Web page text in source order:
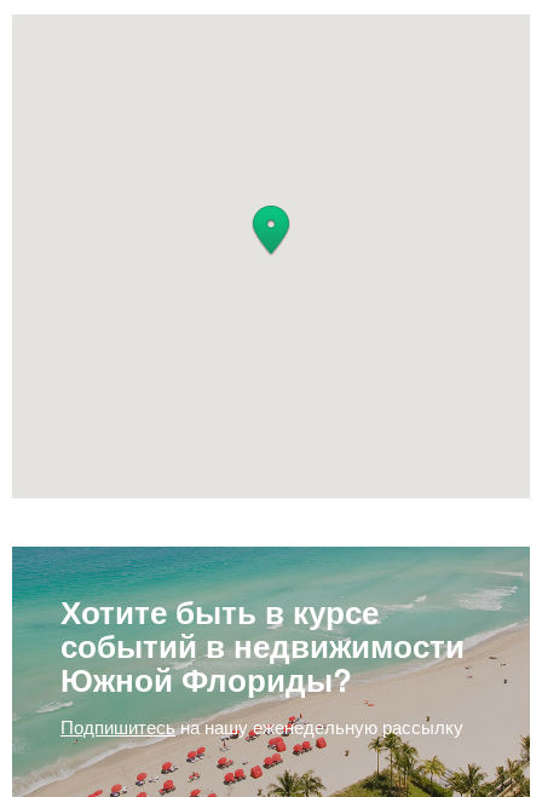
Хотите быть в курсе
событий в недвижимости
Южной Флориды?
Подпишитесьна нашу еженедельную рассылку